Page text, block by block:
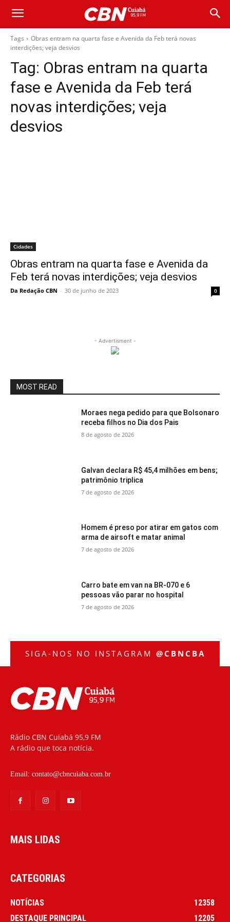
Tags
Obras entram na quarta fase e Avenida da Feb terá novas
interdições; veja desvios
Tag: Obras entram na quarta
fase e Avenida da Feb terá
novas interdições; veja
desvios
Cidades
Obras entram na quarta fase e Avenida da
Feb terá novas interdições; veja desvios
Da Redação CBN - 30 de junho de 2023 0
- Advertisment -
MOST READ
Moraes nega pedido para que Bolsonaro
receba filhos no Dia dos Pais
8 de agosto de 2026
Galvan declara R$ 45,4 milhões em bens;
patrimônio triplica
7 de agosto de 2026
Homem é preso por atirar em gatos com
arma de airsoft e matar animal
7 de agosto de 2026
Carro bate em van na BR-070 e 6
pessoas vão parar no hospital
7 de agosto de 2026
SIGA-NOS NO INSTAGRAM @CBNCBA
Rádio CBN Cuiabá 95,9 FM
A rádio que toca notícia.
Email: contato@cbncuiaba.com.br
MAIS LIDAS
CATEGORIAS
NOTÍCIAS
12358
DESTAQUE PRINCIPAL
12205